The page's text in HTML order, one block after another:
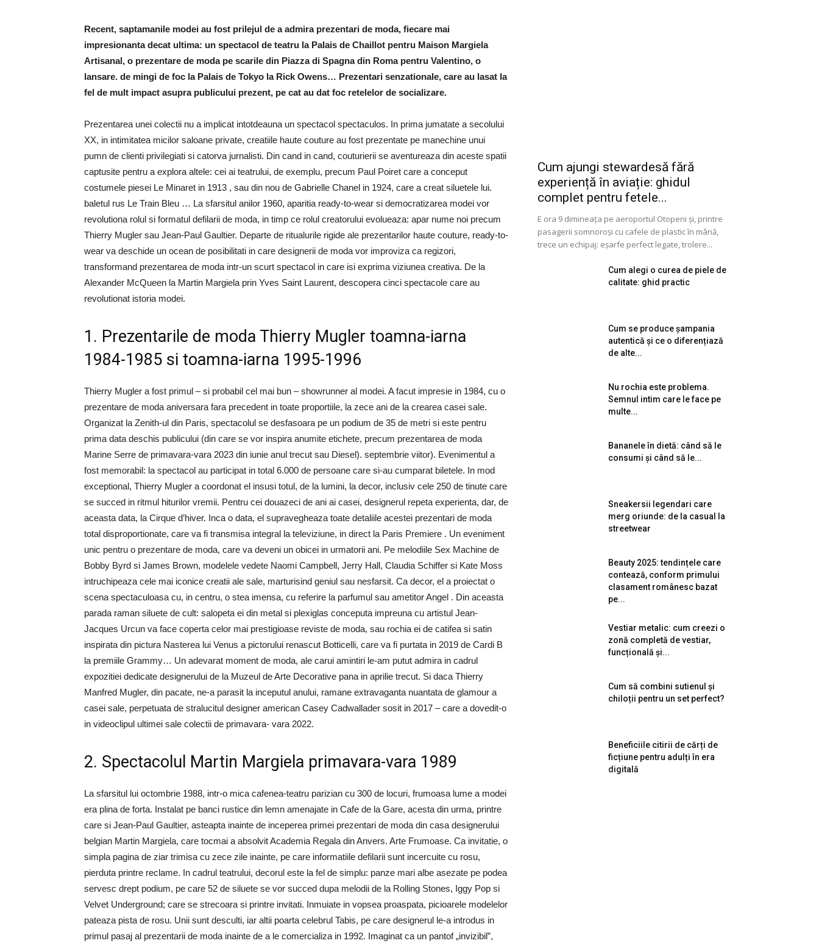
Recent, saptamanile modei au fost prilejul de a admira prezentari de moda, fiecare mai
impresionanta decat ultima: un spectacol de teatru la Palais de Chaillot pentru Maison Margiela
Artisanal, o prezentare de moda pe scarile din Piazza di Spagna din Roma pentru Valentino, o
lansare. de mingi de foc la Palais de Tokyo la Rick Owens… Prezentari senzationale, care au lasat la
fel de mult impact asupra publicului prezent, pe cat au dat foc retelelor de socializare.
Prezentarea unei colectii nu a implicat intotdeauna un spectacol spectaculos. In prima jumatate a secolului
XX, in intimitatea micilor saloane private, creatiile haute couture au fost prezentate pe manechine unui
pumn de clienti privilegiati si catorva jurnalisti. Din cand in cand, couturierii se aventureaza din aceste spatii
captusite pentru a explora altele: cei ai teatrului, de exemplu, precum Paul Poiret care a conceput
costumele piesei Le Minaret in 1913 , sau din nou de Gabrielle Chanel in 1924, care a creat siluetele lui.
baletul rus Le Train Bleu … La sfarsitul anilor 1960, aparitia ready-to-wear si democratizarea modei vor
revolutiona rolul si formatul defilarii de moda, in timp ce rolul creatorului evolueaza: apar nume noi precum
Thierry Mugler sau Jean-Paul Gaultier. Departe de ritualurile rigide ale prezentarilor haute couture, ready-to-
wear va deschide un ocean de posibilitati in care designerii de moda vor improviza ca regizori,
transformand prezentarea de moda intr-un scurt spectacol in care isi exprima viziunea creativa. De la
Alexander McQueen la Martin Margiela prin Yves Saint Laurent, descopera cinci spectacole care au
revolutionat istoria modei.
1. Prezentarile de moda Thierry Mugler toamna-iarna
1984-1985 si toamna-iarna 1995-1996
Thierry Mugler a fost primul – si probabil cel mai bun – showrunner al modei. A facut impresie in 1984, cu o
prezentare de moda aniversara fara precedent in toate proportiile, la zece ani de la crearea casei sale.
Organizat la Zenith-ul din Paris, spectacolul se desfasoara pe un podium de 35 de metri si este pentru
prima data deschis publicului (din care se vor inspira anumite etichete, precum prezentarea de moda
Marine Serre de primavara-vara 2023 din iunie anul trecut sau Diesel). septembrie viitor). Evenimentul a
fost memorabil: la spectacol au participat in total 6.000 de persoane care si-au cumparat biletele. In mod
exceptional, Thierry Mugler a coordonat el insusi totul, de la lumini, la decor, inclusiv cele 250 de tinute care
se succed in ritmul hiturilor vremii. Pentru cei douazeci de ani ai casei, designerul repeta experienta, dar, de
aceasta data, la Cirque d’hiver. Inca o data, el supravegheaza toate detaliile acestei prezentari de moda
total disproportionate, care va fi transmisa integral la televiziune, in direct la Paris Premiere . Un eveniment
unic pentru o prezentare de moda, care va deveni un obicei in urmatorii ani. Pe melodiile Sex Machine de
Bobby Byrd si James Brown, modelele vedete Naomi Campbell, Jerry Hall, Claudia Schiffer si Kate Moss
intruchipeaza cele mai iconice creatii ale sale, marturisind geniul sau nesfarsit. Ca decor, el a proiectat o
scena spectaculoasa cu, in centru, o stea imensa, cu referire la parfumul sau ametitor Angel . Din aceasta
parada raman siluete de cult: salopeta ei din metal si plexiglas conceputa impreuna cu artistul Jean-
Jacques Urcun va face coperta celor mai prestigioase reviste de moda, sau rochia ei de catifea si satin
inspirata din pictura Nasterea lui Venus a pictorului renascut Botticelli, care va fi purtata in 2019 de Cardi B
la premiile Grammy… Un adevarat moment de moda, ale carui amintiri le-am putut admira in cadrul
expozitiei dedicate designerului de la Muzeul de Arte Decorative pana in aprilie trecut. Si daca Thierry
Manfred Mugler, din pacate, ne-a parasit la inceputul anului, ramane extravaganta nuantata de glamour a
casei sale, perpetuata de stralucitul designer american Casey Cadwallader sosit in 2017 – care a dovedit-o
in videoclipul ultimei sale colectii de primavara- vara 2022.
2. Spectacolul Martin Margiela primavara-vara 1989
La sfarsitul lui octombrie 1988, intr-o mica cafenea-teatru parizian cu 300 de locuri, frumoasa lume a modei
era plina de forta. Instalat pe banci rustice din lemn amenajate in Cafe de la Gare, acesta din urma, printre
care si Jean-Paul Gaultier, asteapta inainte de inceperea primei prezentari de moda din casa designerului
belgian Martin Margiela, care tocmai a absolvit Academia Regala din Anvers. Arte Frumoase. Ca invitatie, o
simpla pagina de ziar trimisa cu zece zile inainte, pe care informatiile defilarii sunt incercuite cu rosu,
pierduta printre reclame. In cadrul teatrului, decorul este la fel de simplu: panze mari albe asezate pe podea
servesc drept podium, pe care 52 de siluete se vor succed dupa melodii de la Rolling Stones, Iggy Pop si
Velvet Underground; care se strecoara si printre invitati. Inmuiate in vopsea proaspata, picioarele modelelor
pateaza pista de rosu. Unii sunt desculti, iar altii poarta celebrul Tabis, pe care designerul le-a introdus in
primul pasaj al prezentarii de moda inainte de a le comercializa in 1992. Imaginat ca un pantof „invizibil”,
Cum ajungi stewardesă fără
experiență în aviație: ghidul
complet pentru fetele...
E ora 9 dimineața pe aeroportul Otopeni și, printre
pasagerii somnoroși cu cafele de plastic în mână,
trece un echipaj: eșarfe perfect legate, trolere...
Cum alegi o curea de piele de
calitate: ghid practic
Cum se produce șampania
autentică și ce o diferențiază
de alte...
Nu rochia este problema.
Semnul intim care le face pe
multe...
Bananele în dietă: când să le
consumi și când să le...
Sneakersii legendari care
merg oriunde: de la casual la
streetwear
Beauty 2025: tendințele care
contează, conform primului
clasament românesc bazat
pe...
Vestiar metalic: cum creezi o
zonă completă de vestiar,
funcțională și...
Cum să combini sutienul și
chiloții pentru un set perfect?
Beneficiile citirii de cărți de
ficțiune pentru adulți în era
digitală